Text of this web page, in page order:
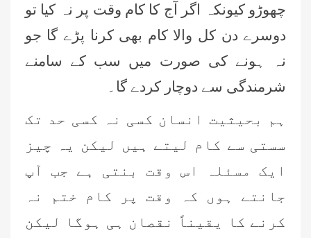
چھوڑو کیونکہ اگر آج کا کام وقت پر نہ کیا تو
دوسرے دن کل والا کام بھی کرنا پڑے گا جو
نہ ہونے کی صورت میں سب کے سامنے
شرمندگی سے دوچار کردے گا۔
ہم بحیثیت انسان کسی نہ کسی حد تک
سستی سے کام لیتے ہیں لیکن یہ چیز
ایک مسئلہ اس وقت بنتی ہے جب آپ
جانتے ہوں کہ وقت پر کام ختم نہ
کرنے کا یقیناً نقصان ہی ہوگا لیکن